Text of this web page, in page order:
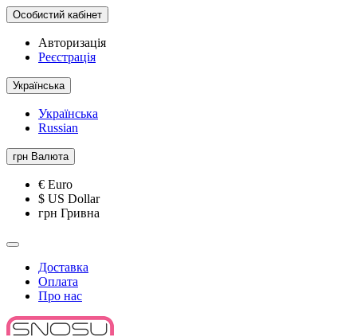
Особистий кабінет
Авторизація
Реєстрація
Українська
Українська
Russian
грн Валюта
€ Euro
$ US Dollar
грн Гривна
Доставка
Оплата
Про нас